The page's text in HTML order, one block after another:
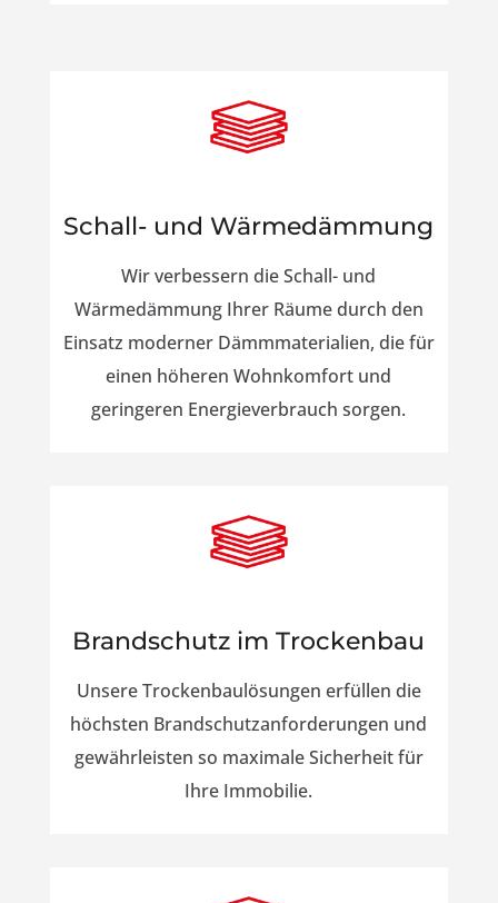
Schall- und Wärmedämmung
Wir verbessern die Schall- und
Wärmedämmung Ihrer Räume durch den
Einsatz moderner Dämmmaterialien, die für
einen höheren Wohnkomfort und
geringeren Energieverbrauch sorgen.
Brandschutz im Trockenbau
Unsere Trockenbaulösungen erfüllen die
höchsten Brandschutzanforderungen und
gewährleisten so maximale Sicherheit für
Ihre Immobilie.